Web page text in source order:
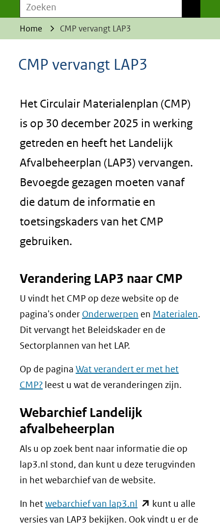
Zoeken
Home CMP vervangt LAP3
CMP vervangt LAP3
Het Circulair Materialenplan (CMP)
is op 30 december 2025 in werking
getreden en heeft het Landelijk
Afvalbeheerplan (LAP3) vervangen.
Bevoegde gezagen moeten vanaf
die datum de informatie en
toetsingskaders van het CMP
gebruiken.
Verandering LAP3 naar CMP
U vindt het CMP op deze website op de
pagina's onder Onderwerpen en Materialen.
Dit vervangt het Beleidskader en de
Sectorplannen van het LAP.
Op de pagina Wat verandert er met het
CMP? leest u wat de veranderingen zijn.
Webarchief Landelijk
afvalbeheerplan
Als u op zoek bent naar informatie die op
lap3.nl stond, dan kunt u deze terugvinden
in het webarchief van de website.
In hetwebarchief van lap3.nl (opent
in
kunt u alle
versies van LAP3 bekijken. Ook vindt u er de